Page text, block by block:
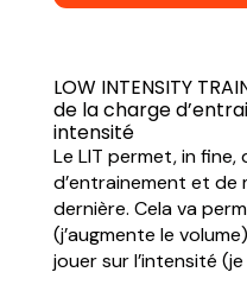
LOW INTENSITY
de la charge
intensité
Le LIT permet, in fine,
d’entrainement et
dernière. Cela va
(j’augmente le
jouer sur l’intensité